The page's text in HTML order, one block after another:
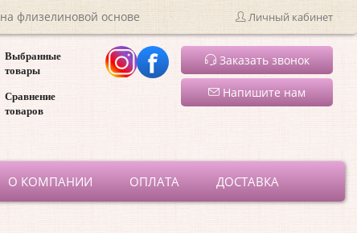
флизелиновой основе Личный кабинет
Выбранные
товары
Сравнение
товаров
Заказать звонок
Напишите нам
О КОМПАНИИ ОПЛАТА ДОСТАВКА